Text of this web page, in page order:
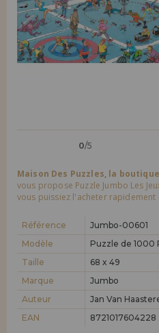
LIQUIDATIONS
INFORMATION
Je veux m'enregistrer en tant
nouveau
En créant un compte sur
nouveau
Vous êtes un professionnel ou une
que distributeur et découvrez nos
Allez-y! Nous vous attendions.
0/5
Maison Des Puzzles, la
vous propose Puzzle Jumbo Les
vous puissiez l'acheter rapidement
Référence
Jumbo-00601
Modèle
Puzzle de 1000
Taille
68 x 49
Marque
Jumbo
Auteur
Jan Van
EAN
8721017604228